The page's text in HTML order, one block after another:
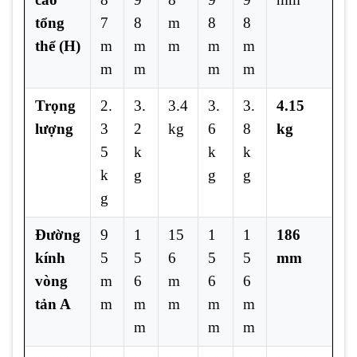
tổng
thể (H)
7
m
m
8
m
m
m
m
8
m
m
8
m
m
Trọng
lượng
2.
3
5
k
g
3.
2
k
g
3.4
kg
3.
6
k
g
3.
8
k
g
4.15
kg
Đường
kính
vòng
tản A
9
5
m
m
1
5
6
m
m
15
6
m
m
1
5
6
m
m
1
5
6
m
m
186
mm